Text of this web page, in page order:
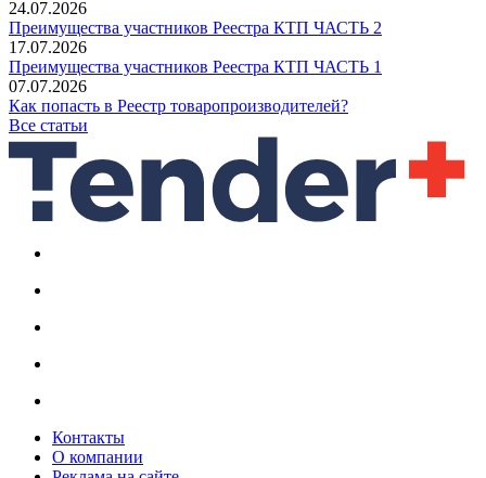
24.07.2026
Преимущества участников Реестра КТП ЧАСТЬ 2
17.07.2026
Преимущества участников Реестра КТП ЧАСТЬ 1
07.07.2026
Как попасть в Реестр товаропроизводителей?
Все статьи
Контакты
О компании